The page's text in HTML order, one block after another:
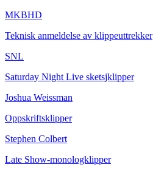
MKBHD
Teknisk anmeldelse av klippeuttrekker
SNL
Saturday Night Live sketsjklipper
Joshua Weissman
Oppskriftsklipper
Stephen Colbert
Late Show-monologklipper